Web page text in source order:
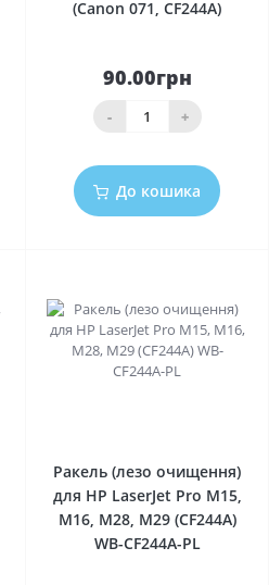
(Canon 071, CF244A)
90.00грн
- +
До кошика
Ракель (лезо очищення)
для HP LaserJet Pro M15,
M16, M28, M29 (CF244A)
WB-CF244A-PL